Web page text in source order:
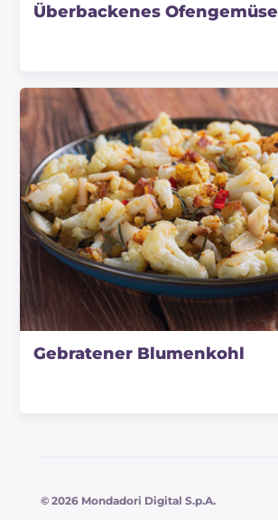
Überbackenes Ofengemüse
Gebratener Blumenkohl
© 2026 Mondadori Digital S.p.A.